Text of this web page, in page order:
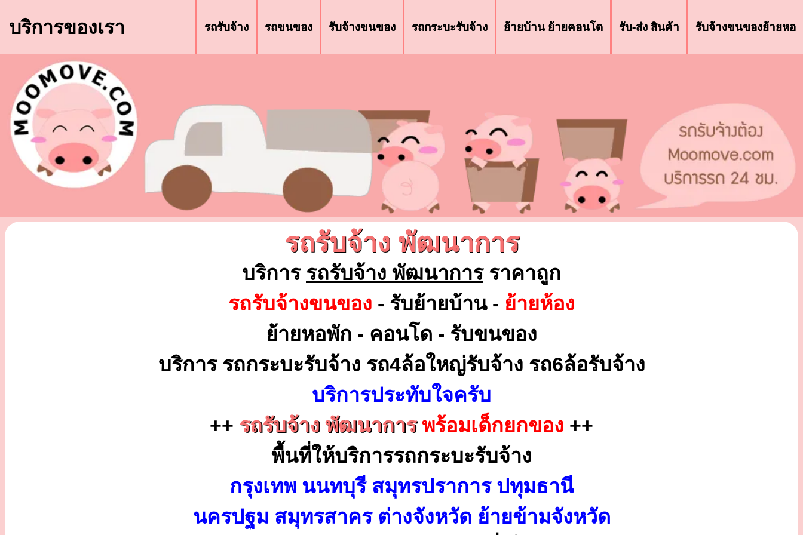
บริการของเรา รถรับจ้าง รถขนของ รับจ้างขนของ รถกระบะรับจ้าง ย้ายบ้าน ย้ายคอนโด รับ-ส่ง สินค้า รับจ้างขนของย้ายหอ
รถรับจ้าง พัฒนาการ
บริการ รถรับจ้าง พัฒนาการราคาถูก
รถรับจ้างขนของ - รับย้ายบ้าน - ย้ายห้อง
ย้ายหอพัก - คอนโด - รับขนของ
บริการ รถกระบะรับจ้าง รถ4ล้อใหญ่รับจ้าง รถ6ล้อรับจ้าง
บริการประทับใจครับ
++ รถรับจ้าง พัฒนาการพร้อมเด็กยกของ ++
พื้นที่ให้บริการรถกระบะรับจ้าง
กรุงเทพ นนทบุรี สมุทรปราการ ปทุมธานี
นครปฐม สมุทรสาคร ต่างจังหวัด ย้ายข้ามจังหวัด